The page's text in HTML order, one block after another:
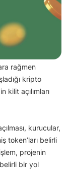
rağmen
kripto
kilit açılımları
kurucular,
token’ları belirli
projenin
bir yol